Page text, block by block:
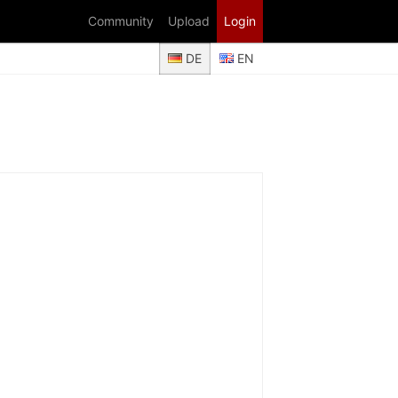
Login
Upload
Community
DE EN